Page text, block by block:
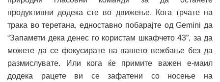
продуктивни додека сте во движење. Кога трчате на
трака во теретана, едноставно побарајте од Gemini да
“Запамети дека денес го користам шкафчето 43”, за да
можете да се фокусирате на вашето вежбање без да
размислувате. Или кога ќе примите важен е-маил
додека рацете ви се зафатени со носење на